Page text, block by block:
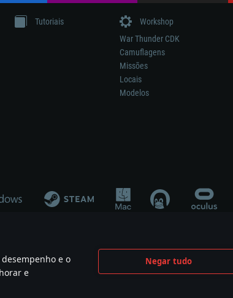
e o
e
Negar tudo
Tutoriais
Workshop
War Thunder CDK
Camuflagens
Missões
Locais
Modelos
significa participação no desenvolvimento, patrocínio ou aval
are the property of their respective owners.